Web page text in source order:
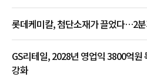
롯데케미칼, 첨단소재가 끌었다…2
GS리테일, 2028년 영업익 3800억
강화